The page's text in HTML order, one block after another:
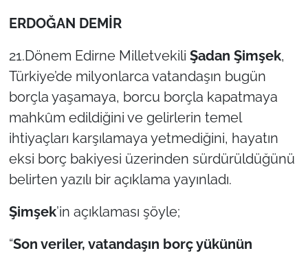
ERDOĞAN DEMİR
21.Dönem Edirne Milletvekili Şadan Şimşek,
Türkiye’de milyonlarca vatandaşın bugün
borçla yaşamaya, borcu borçla kapatmaya
mahkûm edildiğini ve gelirlerin temel
ihtiyaçları karşılamaya yetmediğini, hayatın
eksi borç bakiyesi üzerinden sürdürüldüğünü
belirten yazılı bir açıklama yayınladı.
Şimşek’in açıklaması şöyle;
“Son veriler, vatandaşın borç yükünün
ÇANAKKALE
TÜRKİYE
Bölge
Güvenlik
Genel
Politika
Flaş Haber